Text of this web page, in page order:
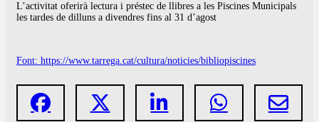
L’activitat oferirà lectura i préstec de llibres a les Piscines Municipals
les tardes de dilluns a divendres fins al 31 d’agost
Font: https://www.tarrega.cat/cultura/noticies/bibliopiscines